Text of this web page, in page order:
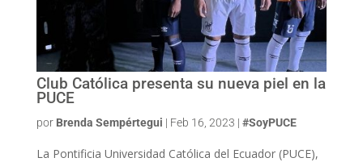
Club Católica presenta su nueva piel en la
PUCE
por Brenda Sempértegui | Feb 16, 2023 | #SoyPUCE
La Pontificia Universidad Católica del Ecuador (PUCE),